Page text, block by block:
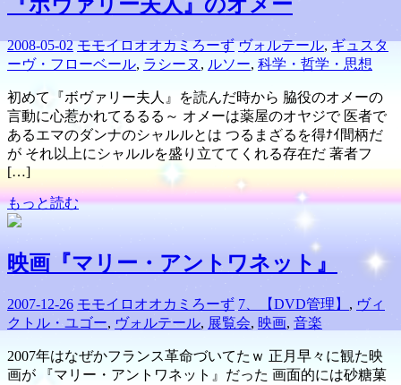
『ボヴァリー夫人』のオメー
2008-05-02 モモイロオオカミろーず ヴォルテール,ギュスタ
ーヴ・フローベール, ラシーヌ , ルソー, 科学・哲学・思想
初めて『ボヴァリー夫人』を読んだ時から 脇役のオメーの
言動に心惹かれてるるる～ オメーは薬屋のオヤジで 医者で
あるエマのダンナのシャルルとは つるまざるを得ﾅｲ間柄だ
が それ以上にシャルルを盛り立ててくれる存在だ 著者フ
[…]
もっと読む
映画『マリー・アントワネット』
2007-12-26 モモイロオオカミろーず 7、【DVD管理】 , ヴィ
クトル・ユゴー, ヴォルテール, 展覧会, 映画, 音楽
2007年はなぜかフランス革命づいてたｗ 正月早々に観た映
画が 『マリー・アントワネット』だった 画面的には砂糖菓